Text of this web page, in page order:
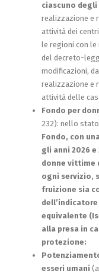
ciascuno degli
realizzazione e
attività dei
le regioni con le
del decreto-
modificazioni,
realizzazione e
attività delle
Fondo per
232): nello
Fondo, con
gli anni 2026
donne vittime
ogni servizio,
fruizione sia
equivalente
alla presa in
protezione;
esseri umani